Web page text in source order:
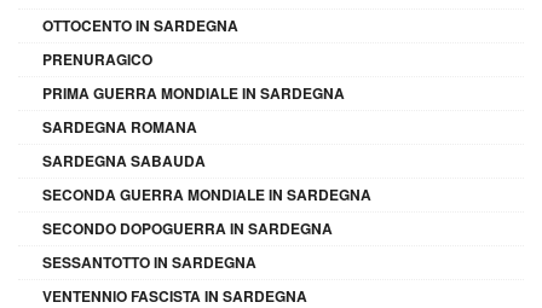
OTTOCENTO IN SARDEGNA
PRENURAGICO
PRIMA GUERRA MONDIALE IN SARDEGNA
SARDEGNA ROMANA
SARDEGNA SABAUDA
SECONDA GUERRA MONDIALE IN SARDEGNA
SECONDO DOPOGUERRA IN SARDEGNA
SESSANTOTTO IN SARDEGNA
VENTENNIO FASCISTA IN SARDEGNA